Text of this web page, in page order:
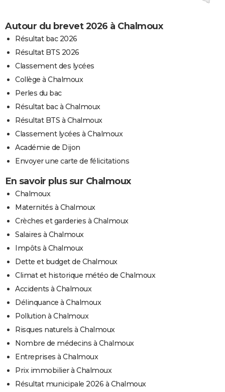
Autour du brevet 2026 à Chalmoux
Résultat bac 2026
Résultat BTS 2026
Classement des lycées
Collège à Chalmoux
Perles du bac
Résultat bac à Chalmoux
Résultat BTS à Chalmoux
Classement lycées à Chalmoux
Académie de Dijon
Envoyer une carte de félicitations
En savoir plus sur Chalmoux
Chalmoux
Maternités à Chalmoux
Crèches et garderies à Chalmoux
Salaires à Chalmoux
Impôts à Chalmoux
Dette et budget de Chalmoux
Climat et historique météo de Chalmoux
Accidents à Chalmoux
Délinquance à Chalmoux
Pollution à Chalmoux
Risques naturels à Chalmoux
Nombre de médecins à Chalmoux
Entreprises à Chalmoux
Prix immobilier à Chalmoux
Résultat municipale 2026 à Chalmoux